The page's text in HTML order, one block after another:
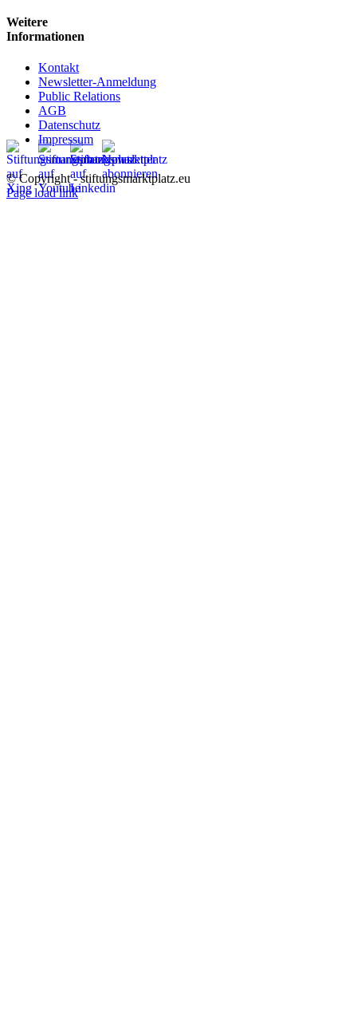
Weitere
Informationen
Kontakt
Newsletter-Anmeldung
Public Relations
AGB
Datenschutz
Impressum
© Copyright - stiftungsmarktplatz.eu
Page load link